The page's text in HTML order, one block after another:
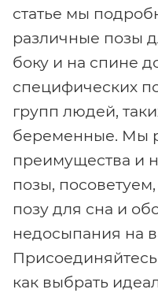
статье мы
различные позы
боку и на спине
специфических
групп людей,
беременные. Мы
преимущества и
позы,
позу для сна и
недосыпания на
как выбрать